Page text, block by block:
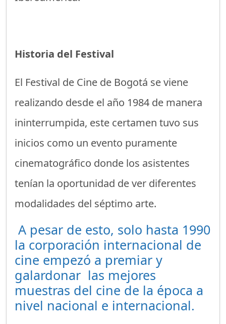
Historia del Festival
El Festival de Cine de Bogotá se viene
realizando desde el año 1984 de manera
ininterrumpida, este certamen tuvo sus
inicios como un evento puramente
cinematográfico donde los asistentes
tenían la oportunidad de ver diferentes
modalidades del séptimo arte.
A pesar de esto, solo hasta 1990
la corporación internacional de
cine empezó a premiar y
galardonar las mejores
muestras del cine de la época a
nivel nacional e internacional.